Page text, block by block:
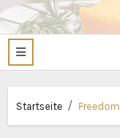
Startseite Freedom